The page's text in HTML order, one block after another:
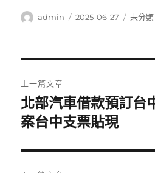
作
admin
發
2025-06-27
分
未分類
章
導
覽
上一篇文章
上
一
文
章:
北部汽車借款預訂台
案台中支票貼現